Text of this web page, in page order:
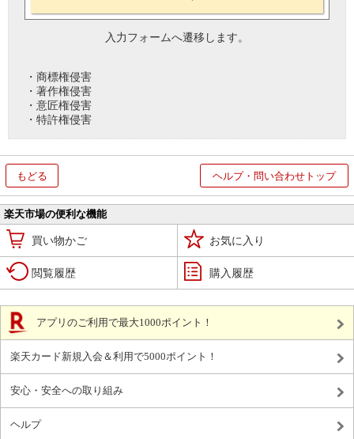
入力フォームへ遷移します。
・商標権侵害
・著作権侵害
・意匠権侵害
・特許権侵害
もどる ヘルプ・問い合わせトップ
楽天市場の便利な機能
買い物かご お気に入り
閲覧履歴 購入履歴
アプリのご利用で最大1000ポイント！
楽天カード新規入会＆利用で5000ポイント！
安心・安全への取り組み
ヘルプ